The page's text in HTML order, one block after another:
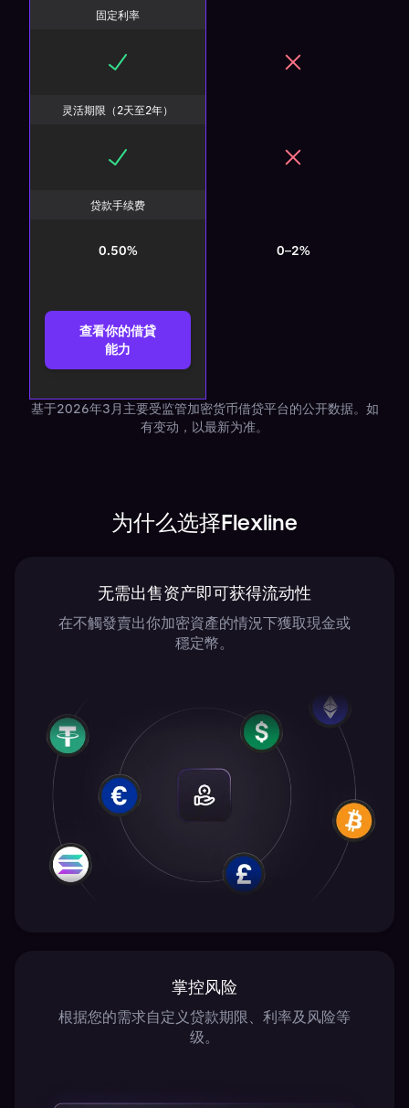
固定利率
灵活期限（2天至2年）
贷款手续费
0.50% 0–2%
查看你的借貸
能力
基于2026年3月主要受监管加密货币借贷平台的公开数据。如
有变动，以最新为准。
为什么选择Flexline
无需出售资产即可获得流动性
在不觸發賣出你加密資產的情況下獲取現金或
穩定幣。
掌控风险
根据您的需求自定义贷款期限、利率及风险等
级。